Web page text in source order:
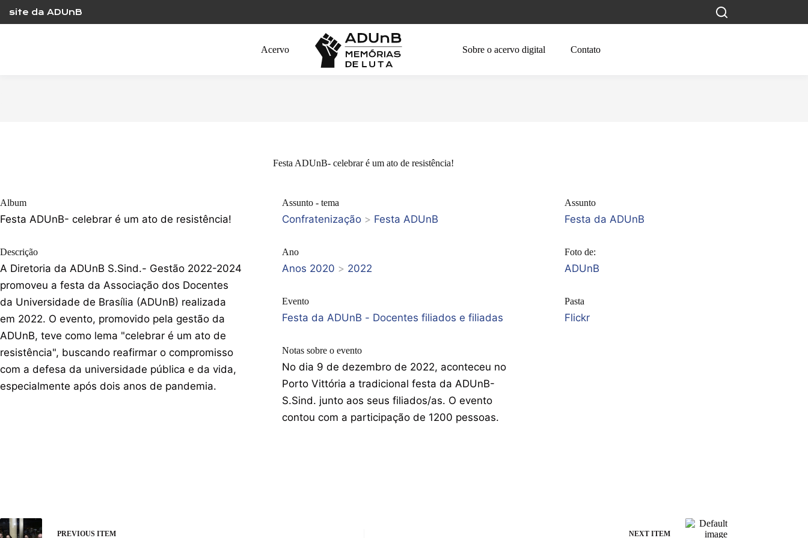
content
site da ADUnB
Acervo Sobre o acervo digital Contato
Festa ADUnB- celebrar é um ato de resistência!
Album
Festa ADUnB- celebrar é um ato de resistência!
Descrição
A Diretoria da ADUnB S.Sind.- Gestão 2022-2024
promoveu a festa da Associação dos Docentes
da Universidade de Brasília (ADUnB) realizada
em 2022. O evento, promovido pela gestão da
ADUnB, teve como lema "celebrar é um ato de
resistência", buscando reafirmar o compromisso
com a defesa da universidade pública e da vida,
especialmente após dois anos de pandemia.
Assunto - tema
Confratenização > Festa ADUnB
Ano
Anos 2020 > 2022
Evento
Festa da ADUnB - Docentes filiados e filiadas
Notas sobre o evento
No dia 9 de dezembro de 2022, aconteceu no
Porto Vittória a tradicional festa da ADUnB-
S.Sind. junto aos seus filiados/as. O evento
contou com a participação de 1200 pessoas.
Assunto
Festa da ADUnB
Foto de:
ADUnB
Pasta
Flickr
PREVIOUS ITEM NEXT ITEM